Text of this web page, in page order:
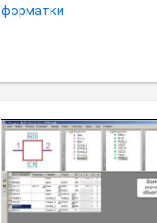
форматки